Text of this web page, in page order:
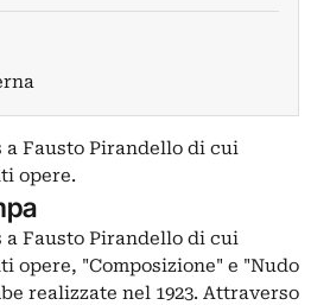
Fausto Pirandello di cui
opere.
Fausto Pirandello di cui
opere, "Composizione" e "Nudo
realizzate nel 1923. Attraverso